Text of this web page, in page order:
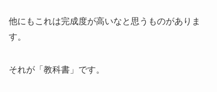
他にもこれは完成度が高いなと思うものがありま
す。
それが「教科書」です。